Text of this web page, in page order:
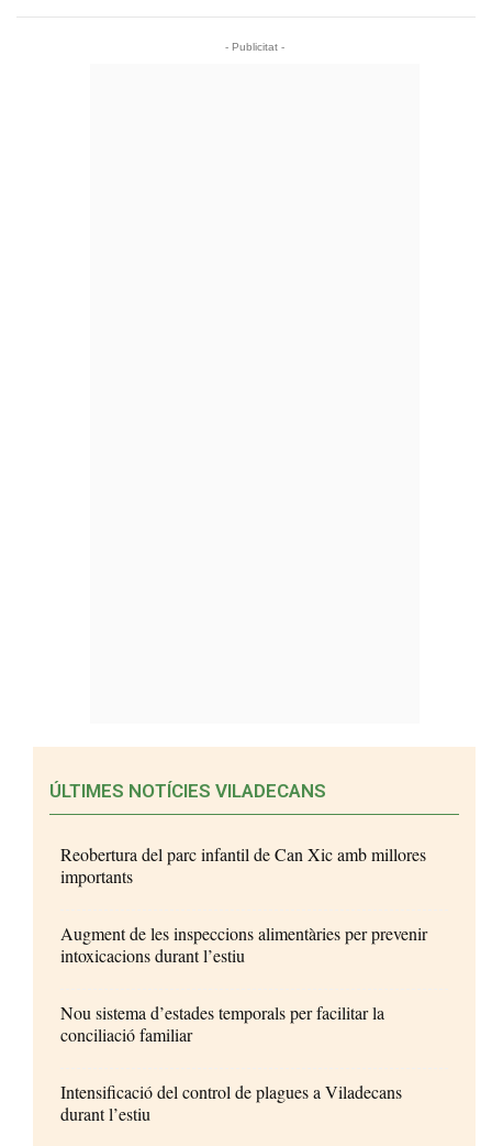
- Publicitat -
ÚLTIMES NOTÍCIES VILADECANS
Reobertura del parc infantil de Can Xic amb millores
importants
Augment de les inspeccions alimentàries per prevenir
intoxicacions durant l’estiu
Nou sistema d’estades temporals per facilitar la
conciliació familiar
Intensificació del control de plagues a Viladecans
durant l’estiu